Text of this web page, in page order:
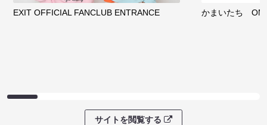
EXIT OFFICIAL FANCLUB ENTRANCE かまいたち
サイトを閲覧する